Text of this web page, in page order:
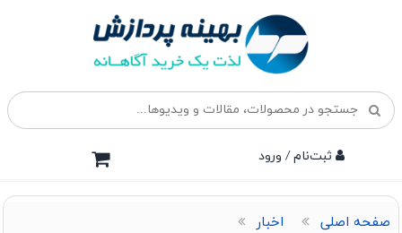
ثبت‌نام / ورود
صفحه اصلی
اخبار